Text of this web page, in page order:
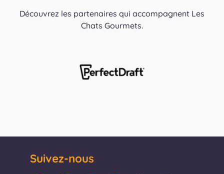
Découvrez les partenaires qui accompagnent Les
Chats Gourmets.
Suivez-nous